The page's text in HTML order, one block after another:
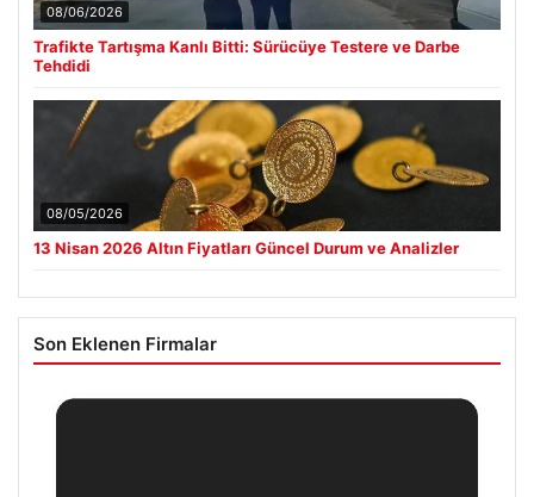
08/06/2026
Trafikte Tartışma Kanlı Bitti: Sürücüye Testere ve Darbe
Tehdidi
08/05/2026
13 Nisan 2026 Altın Fiyatları Güncel Durum ve Analizler
Son Eklenen Firmalar